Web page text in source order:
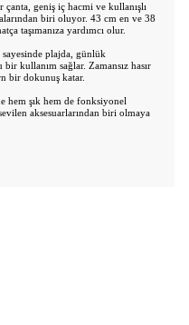
geniş iç hacmi ve kullanışlı
biri oluyor. 43 cm en ve 38
taşımanıza yardımcı olur.
sayesinde plajda, günlük
kullanım sağlar. Zamansız hasır
bir dokunuş katar.
hem şık hem de fonksiyonel
aksesuarlarından biri olmaya